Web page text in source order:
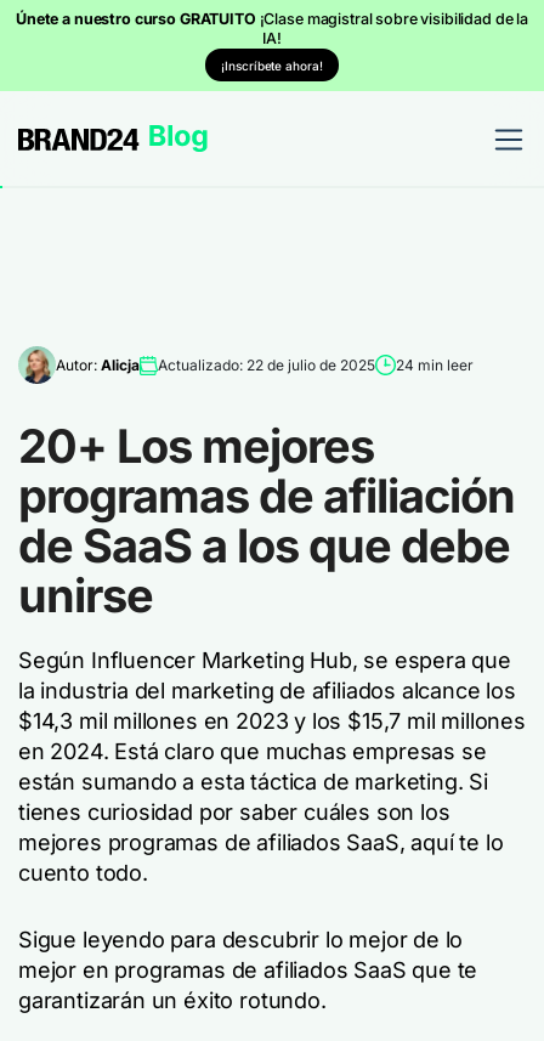
Únete a nuestro curso GRATUITO ¡Clase magistral sobre visibilidad de la
IA!
¡Inscríbete ahora!
Autor: Alicja Actualizado: 22 de julio de 2025 24 min leer
20+ Los mejores
programas de afiliación
de SaaS a los que debe
unirse
Según Influencer Marketing Hub, se espera que
la industria del marketing de afiliados alcance los
$14,3 mil millones en 2023 y los $15,7 mil millones
en 2024. Está claro que muchas empresas se
están sumando a esta táctica de marketing. Si
tienes curiosidad por saber cuáles son los
mejores programas de afiliados SaaS, aquí te lo
cuento todo.
Sigue leyendo para descubrir lo mejor de lo
mejor en programas de afiliados SaaS que te
garantizarán un éxito rotundo.